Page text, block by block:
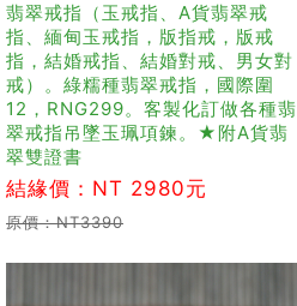
翡翠戒指（玉戒指、A貨翡翠戒
指、緬甸玉戒指，版指戒，版戒
指，結婚戒指、結婚對戒、男女對
戒）。綠糯種翡翠戒指，國際圍
12，RNG299。客製化訂做各種翡
翠戒指吊墜玉珮項鍊。★附A貨翡
翠雙證書
結緣價：NT 2980元
原價：NT3390